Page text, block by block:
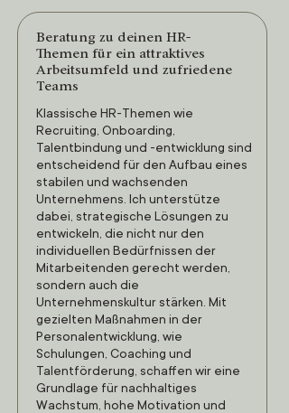
Beratung zu deinen HR-
Themen für ein attraktives
Arbeitsumfeld und zufriedene
Teams
Klassische HR-Themen wie
Recruiting, Onboarding,
Talentbindung und -entwicklung sind
entscheidend für den Aufbau eines
stabilen und wachsenden
Unternehmens. Ich unterstütze
dabei, strategische Lösungen zu
entwickeln, die nicht nur den
individuellen Bedürfnissen der
Mitarbeitenden gerecht werden,
sondern auch die
Unternehmenskultur stärken. Mit
gezielten Maßnahmen in der
Personalentwicklung, wie
Schulungen, Coaching und
Talentförderung, schaffen wir eine
Grundlage für nachhaltiges
Wachstum, hohe Motivation und